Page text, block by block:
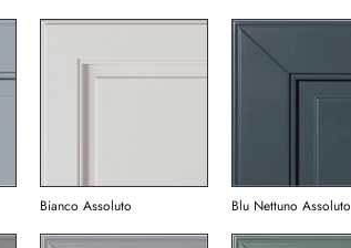
Bianco Assoluto Blu Nettuno Assoluto